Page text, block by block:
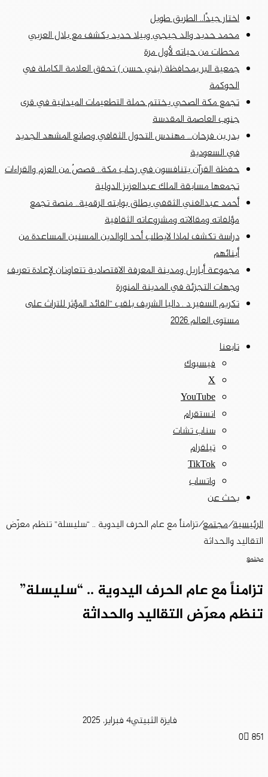
اختار جيدًا.. الطريق طويل
محمد حديد والد جيجي وبيلا حديد يكشف مع بلال العربي
محطات من حياته لأول مرة
جمعية البر بمحافظة (بني حسن ) تحقق العلامة الكاملة في
الحوكمة
تجمع مكة الصحي يختتم حملة التطعيمات الميدانية في قرى
جنوب العاصمة المقدسة
بدر بن فرحان… مهندس التحول الثقافي وصانع المشهد الجديد
في السعودية
حفظة القرآن يتنافسون في رحاب مكة.. قصصٌ من العزم والقراءات
تجمعها مسابقة الملك عبدالعزيز الدولية
أحمد عبدالغني الثقفي يطلق بوابته الرقمية.. منصة تجمع
مؤلفاته ومقالاته ومشروعاته الثقافية
دراسة تكشف لماذا لايطلب أحد الوالدين المسنين المساعدة من
أبنائهم
مجموعة أباريل ومدينة المعرفة الاقتصادية تتعاونان لإعادة تعريف
وجهات التجزئة في المدينة المنورة
تكريم السفير د . داليا الشريف بلقب “القائد المؤثر للتراث على
مستوى العالم 2026
تابعنا
فيسبوك
‫X
‫YouTube
انستقرام
سناب تشات
تيلقرام
‫TikTok
واتساب
بحث عن
الرئيسية/مجتمع/تزامناً مع عام الحرف اليدوية .. “سليسلة” تنظم معرّض
التقاليد والحداثة
مجتمع
تزامناً مع عام الحرف اليدوية .. “سليسلة”
تنظم معرّض التقاليد والحداثة
فايزة الثبيتي4 فبراير، 2025
0 851